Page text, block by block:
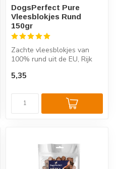
DogsPerfect Pure
Vleesblokjes Rund
150gr
Zachte vleesblokjes van
100% rund uit de EU, Rijk
toevoegin...
5,35